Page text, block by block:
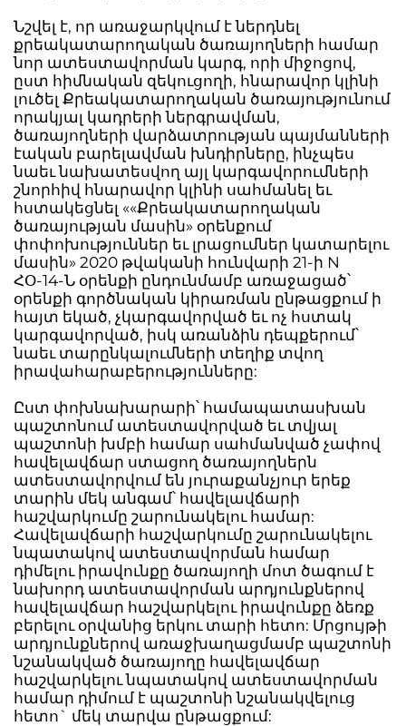
Նշվել է, որ առաջարկվում է ներդնել
քրեակատարողական ծառայողների համար
նոր ատեստավորման կարգ, որի միջոցով,
ըստ հիմնական զեկուցողի, հնարավոր կլինի
լուծել Քրեակատարողական ծառայությունում
որակյալ կադրերի ներգրավման,
ծառայողների վարձատրության պայմանների
էական բարելավման խնդիրները, ինչպես
նաեւ նախատեսվող այլ կարգավորումների
շնորհիվ հնարավոր կլինի սահմանել եւ
հստակեցնել ««Քրեակատարողական
ծառայության մասին» օրենքում
փոփոխություններ եւ լրացումներ կատարելու
մասին» 2020 թվականի հունվարի 21-ի N
ՀՕ-14-Ն օրենքի ընդունմամբ առաջացած՝
օրենքի գործնական կիրառման ընթացքում ի
հայտ եկած, չկարգավորված եւ ոչ հստակ
կարգավորված, իսկ առանձին դեպքերում՝
նաեւ տարընկալումների տեղիք տվող
իրավահարաբերությունները:
Ըստ փոխնախարարի՝ համապատասխան
պաշտոնում ատեստավորված եւ տվյալ
պաշտոնի խմբի համար սահմանված չափով
հավելավճար ստացող ծառայողներն
ատեստավորվում են յուրաքանչյուր երեք
տարին մեկ անգամ՝ հավելավճարի
հաշվարկումը շարունակելու համար:
Հավելավճարի հաշվարկումը շարունակելու
նպատակով ատեստավորման համար
դիմելու իրավունքը ծառայողի մոտ ծագում է
նախորդ ատեստավորման արդյունքներով
հավելավճար հաշվարկելու իրավունքը ձեռք
բերելու օրվանից երկու տարի հետո: Մրցույթի
արդյունքներով առաջխաղացմամբ պաշտոնի
նշանակված ծառայողը հավելավճար
հաշվարկելու նպատակով ատեստավորման
համար դիմում է պաշտոնի նշանակվելուց
հետո` մեկ տարվա ընթացքում: